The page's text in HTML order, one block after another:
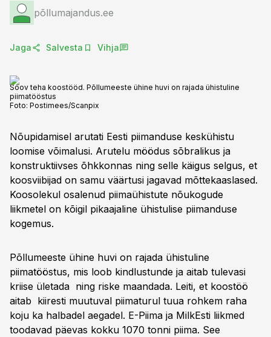
põllumajandus.ee
Jaga Salvesta Vihja
Soov teha koostööd. Põllumeeste ühine huvi on rajada ühistuline
piimatööstus
Foto: Postimees/Scanpix
Nõupidamisel arutati Eesti piimanduse keskühistu
loomise võimalusi. Arutelu möödus sõbralikus ja
konstruktiivses õhkkonnas ning selle käigus selgus, et
koosviibijad on samu väärtusi jagavad mõttekaaslased.
Koosolekul osalenud piimaühistute nõukogude
liikmetel on kõigil pikaajaline ühistulise piimanduse
kogemus.
Põllumeeste ühine huvi on rajada ühistuline
piimatööstus, mis loob kindlustunde ja aitab tulevasi
kriise ületada ning riske maandada. Leiti, et koostöö
aitab kiiresti muutuval piimaturul tuua rohkem raha
koju ka halbadel aegadel. E-Piima ja MilkEsti liikmed
toodavad päevas kokku 1070 tonni piima. See